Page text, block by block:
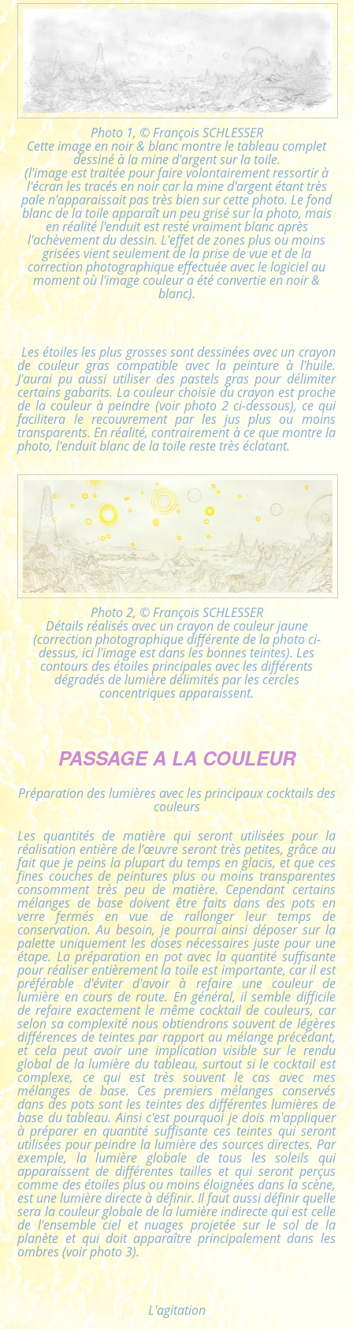
Photo 1, © François SCHLESSER
Cette image en noir & blanc montre le tableau complet
dessiné à la mine d'argent sur la toile.
(l'image est traitée pour faire volontairement ressortir à
l'écran les tracés en noir car la mine d'argent étant très
pale n'apparaissait pas très bien sur cette photo. Le fond
blanc de la toile apparaît un peu grisé sur la photo, mais
en réalité l'enduit est resté vraiment blanc après
l'achèvement du dessin. L'effet de zones plus ou moins
grisées vient seulement de la prise de vue et de la
correction photographique effectuée avec le logiciel au
moment où l'image couleur a été convertie en noir &
blanc).
Les étoiles les plus grosses sont dessinées avec un crayon
de couleur gras compatible avec la peinture à l'huile.
J'aurai pu aussi utiliser des pastels gras pour délimiter
certains gabarits. La couleur choisie du crayon est proche
de la couleur à peindre (voir photo 2 ci-dessous), ce qui
facilitera le recouvrement par les jus plus ou moins
transparents. En réalité, contrairement à ce que montre la
photo, l'enduit blanc de la toile reste très éclatant.
Photo 2, © François SCHLESSER
Détails réalisés avec un crayon de couleur jaune
(correction photographique différente de la photo ci-
dessus, ici l'image est dans les bonnes teintes). Les
contours des étoiles principales avec les différents
dégradés de lumière délimités par les cercles
concentriques apparaissent.
PASSAGE A LA COULEUR
Préparation des lumières avec les principaux cocktails des
couleurs
Les quantités de matière qui seront utilisées pour la
réalisation entière de l’œuvre seront très petites, grâce au
fait que je peins la plupart du temps en glacis, et que ces
fines couches de peintures plus ou moins transparentes
consomment très peu de matière. Cependant certains
mélanges de base doivent être faits dans des pots en
verre fermés en vue de rallonger leur temps de
conservation. Au besoin, je pourrai ainsi déposer sur la
palette uniquement les doses nécessaires juste pour une
étape. La préparation en pot avec la quantité suffisante
pour réaliser entièrement la toile est importante, car il est
préférable d'éviter d'avoir à refaire une couleur de
lumière en cours de route. En général, il semble difficile
de refaire exactement le même cocktail de couleurs, car
selon sa complexité nous obtiendrons souvent de légères
différences de teintes par rapport au mélange précédant,
et cela peut avoir une implication visible sur le rendu
global de la lumière du tableau, surtout si le cocktail est
complexe, ce qui est très souvent le cas avec mes
mélanges de base. Ces premiers mélanges conservés
dans des pots sont les teintes des différentes lumières de
base du tableau. Ainsi c'est pourquoi je dois m'appliquer
à préparer en quantité suffisante ces teintes qui seront
utilisées pour peindre la lumière des sources directes. Par
exemple, la lumière globale de tous les soleils qui
apparaissent de différentes tailles et qui seront perçus
comme des étoiles plus ou moins éloignées dans la scène,
est une lumière directe à définir. Il faut aussi définir quelle
sera la couleur globale de la lumière indirecte qui est celle
de l'ensemble ciel et nuages projetée sur le sol de la
planète et qui doit apparaître principalement dans les
ombres (voir photo 3).
L'agitation